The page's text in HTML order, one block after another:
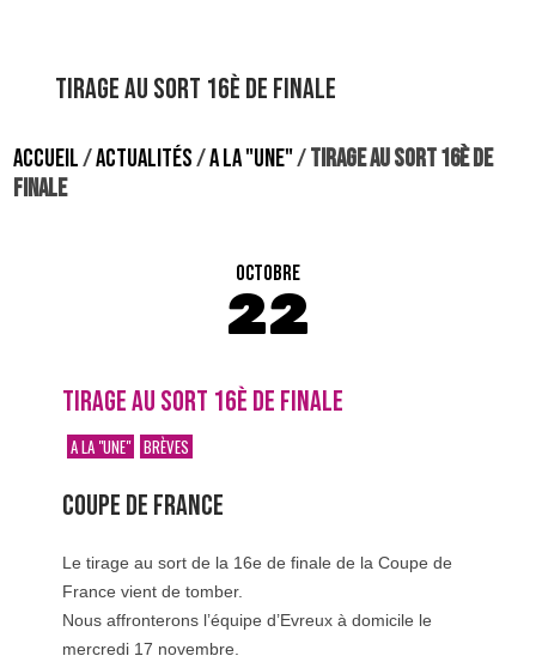
Tirage au sort 16è de finale
ACCUEIL/ACTUALITÉS/A LA "UNE"/TIRAGE AU SORT 16È DE
FINALE
OCTOBRE
22
TIRAGE AU SORT 16È DE FINALE
A LA "UNE" BRÈVES
COUPE DE FRANCE
Le tirage au sort de la 16e de finale de la Coupe de
France vient de tomber.
Nous affronterons l’équipe d’Evreux à domicile le
mercredi 17 novembre.